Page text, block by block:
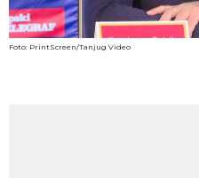
Foto: PrintScreen/Tanjug Video